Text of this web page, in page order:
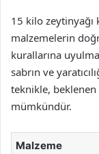
15 kilo
malzemelerin
kurallarına
sabrın ve
teknikle, beklenen
mümkündür.
Malzeme